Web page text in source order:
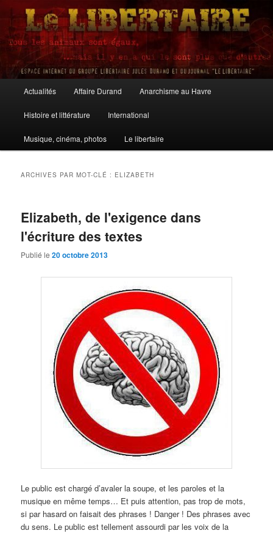
Aller
contenu
principal
Aller
contenu
secondaire
Le Libertaire
principal
Actualités Affaire Durand Anarchisme au Havre
Histoire et littérature International
Musique, cinéma, photos Le libertaire
ARCHIVES PAR MOT-CLÉ : ELIZABETH
Elizabeth, de l'exigence dans
l'écriture des textes
Publié le20 octobre 2013
Le public est chargé d’avaler la soupe, et les paroles et la
musique en même temps… Et puis attention, pas trop de mots,
si par hasard on faisait des phrases ! Danger ! Des phrases avec
du sens. Le public est tellement assourdi par les voix de la